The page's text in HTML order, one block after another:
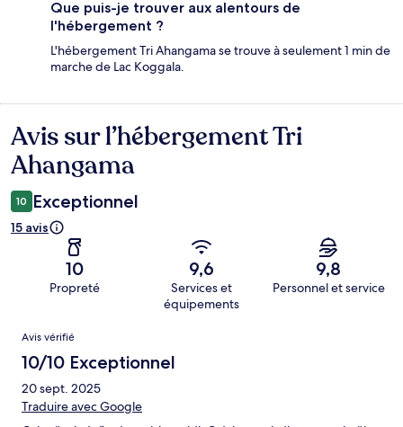
Que puis-je trouver aux alentours de
l'hébergement ?
L'hébergement Tri Ahangama se trouve à seulement 1 min de
marche de Lac Koggala.
Avis
Avis sur l’hébergement Tri
Ahangama
10 Exceptionnel
15 avis
10
Propreté
9,6
Services et
équipements
9,8
Personnel et service
Avis
Avis vérifié
10/10 Exceptionnel
20 sept. 2025
Traduire avec Google